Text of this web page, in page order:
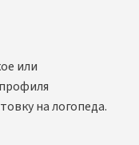
или
на логопеда.